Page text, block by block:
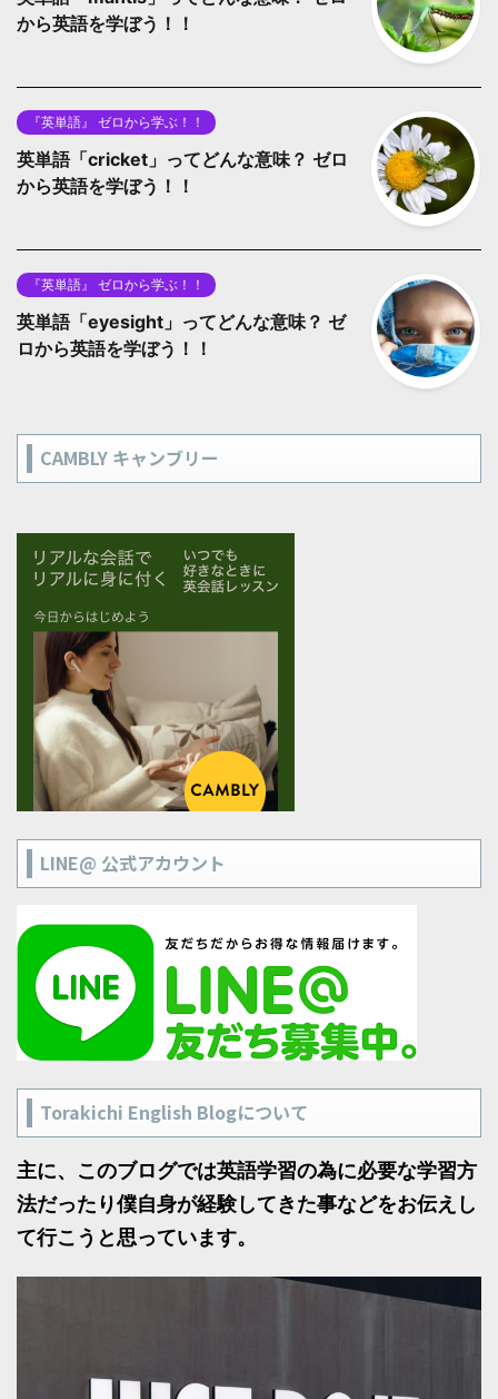
から英語を学ぼう！！
『英単語』 ゼロから学ぶ！！
英単語「cricket」ってどんな意味？ ゼロ
から英語を学ぼう！！
『英単語』 ゼロから学ぶ！！
英単語「eyesight」ってどんな意味？ ゼ
ロから英語を学ぼう！！
CAMBLY キャンブリー
LINE@ 公式アカウント
Torakichi English Blogについて
主に、このブログでは英語学習の為に必要な学習方
法だったり僕自身が経験してきた事などをお伝えし
て行こうと思っています。